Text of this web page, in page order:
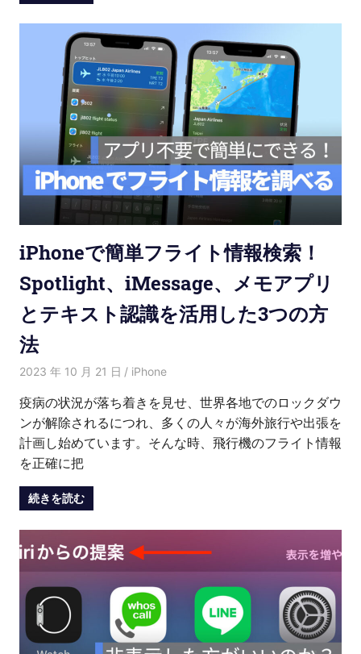
iPhoneで簡単フライト情報検索！
Spotlight、iMessage、メモアプリ
とテキスト認識を活用した3つの方
法
2023 年 10 月 21 日 愛麗絲
iPhone
疫病の状況が落ち着きを見せ、世界各地でのロックダウ
ンが解除されるにつれ、多くの人々が海外旅行や出張を
計画し始めています。そんな時、飛行機のフライト情報
を正確に把
続きを読む